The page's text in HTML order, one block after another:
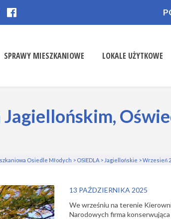
SPRAWY MIESZKANIOWE LOKALE UŻYTKOWE
Osiedle Młodych > OSIEDLA > Jagiellońskie >Wrzesień
13 PAŹDZIERNIKA 2025
We wrześniu na terenie
Narodowych firma